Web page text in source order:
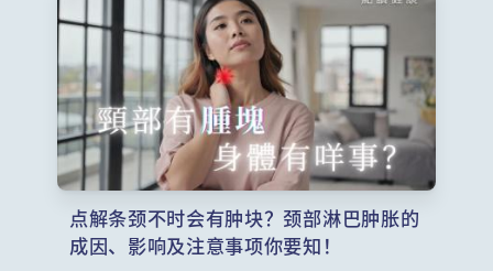
点解条颈不时会有肿块？颈部淋巴肿胀的
成因、影响及注意事项你要知！